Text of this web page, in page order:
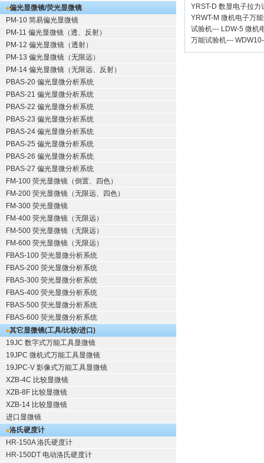
偏光显微镜/荧光显微镜
PM-10 简易偏光显微镜
PM-11 偏光显微镜（透、反射）
PM-12 偏光显微镜（透射）
PM-13 偏光显微镜（无限远）
PM-14 偏光显微镜（无限远、反射）
PBAS-20 偏光显微分析系统
PBAS-21 偏光显微分析系统
PBAS-22 偏光显微分析系统
PBAS-23 偏光显微分析系统
PBAS-24 偏光显微分析系统
PBAS-25 偏光显微分析系统
PBAS-26 偏光显微分析系统
PBAS-27 偏光显微分析系统
FM-100 荧光显微镜（倒置、四色）
FM-200 荧光显微镜（无限远、四色）
FM-300 荧光显微镜
FM-400 荧光显微镜（无限远）
FM-500 荧光显微镜（无限远）
FM-600 荧光显微镜（无限远）
FBAS-100 荧光显微分析系统
FBAS-200 荧光显微分析系统
FBAS-300 荧光显微分析系统
FBAS-400 荧光显微分析系统
FBAS-500 荧光显微分析系统
FBAS-600 荧光显微分析系统
其它显微镜(工具/比较/进口)
19JC 数字式万能工具显微镜
19JPC 微机式万能工具显微镜
19JPC-V 影像式万能工具显微镜
XZB-4C 比较显微镜
XZB-8F 比较显微镜
XZB-14 比较显微镜
进口显微镜
洛氏硬度计
HR-150A 洛氏硬度计
HR-150DT 电动洛氏硬度计
YRST-D 数显电子拉力
YRWT-M 微机电子万
试验机--- LDW-5 微机
万能试验机---